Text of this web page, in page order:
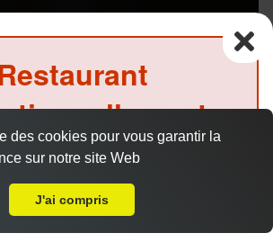
Panier Compte
ce soir
(Précommande possible)
des cookies pour vous garantir la
sur notre site Web
J'ai compris